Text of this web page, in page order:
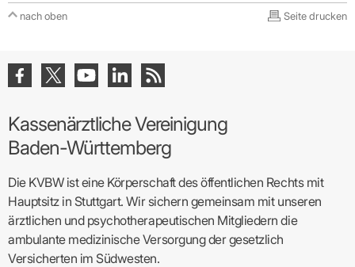
nach oben Seite drucken
Kassenärztliche Vereinigung
Baden-Württemberg
Die KVBW ist eine Körperschaft des öffentlichen Rechts mit
Hauptsitz in Stuttgart. Wir sichern gemeinsam mit unseren
ärztlichen und psychotherapeutischen Mitgliedern die
ambulante medizinische Versorgung der gesetzlich
Versicherten im Südwesten.